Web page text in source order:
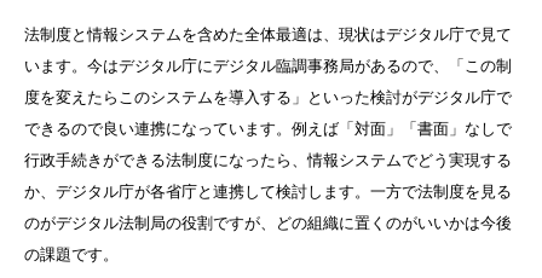
法制度と情報システムを含めた全体最適は、現状はデジタル庁で見て
います。今はデジタル庁にデジタル臨調事務局があるので、「この制
度を変えたらこのシステムを導入する」といった検討がデジタル庁で
できるので良い連携になっています。例えば「対面」「書面」なしで
行政手続きができる法制度になったら、情報システムでどう実現する
か、デジタル庁が各省庁と連携して検討します。一方で法制度を見る
のがデジタル法制局の役割ですが、どの組織に置くのがいいかは今後
の課題です。